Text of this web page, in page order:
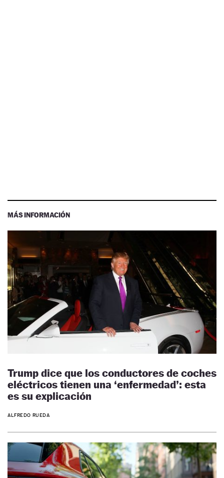
MÁS INFORMACIÓN
Trump dice que los conductores de coches
eléctricos tienen una ‘enfermedad’: esta
es su explicación
ALFREDO RUEDA